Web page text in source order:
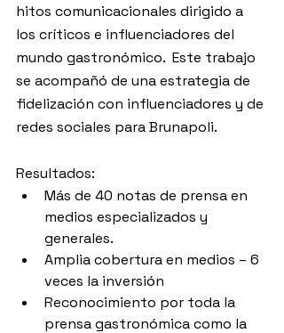
hitos comunicacionales dirigido a
los críticos e influenciadores del
mundo gastronómico.  Este trabajo
se acompañó de una estrategia de
fidelización con influenciadores y de
redes sociales para Brunapoli.
Resultados:
Más de 40 notas de prensa en
medios especializados y
generales.
Amplia cobertura en medios – 6
veces la inversión
Reconocimiento por toda la
prensa gastronómica como la